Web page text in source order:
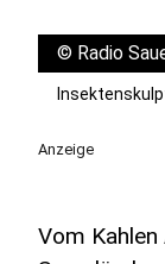
© Radio
Anzeige
Vom